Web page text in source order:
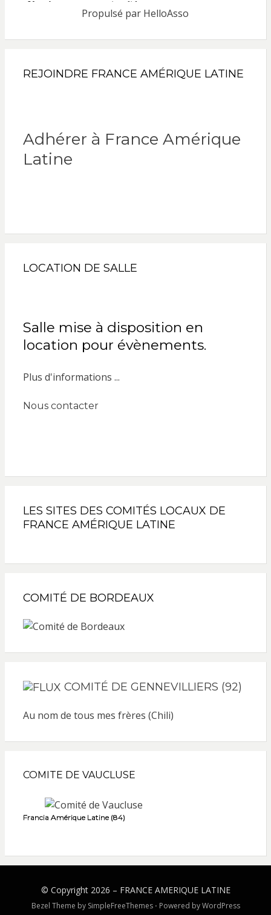
Propulsé par HelloAsso
REJOINDRE FRANCE AMÉRIQUE LATINE
Adhérer à France Amérique
Latine
LOCATION DE SALLE
Salle mise à disposition en
location pour évènements.
Plus d'informations ...
Nous contacter
LES SITES DES COMITÉS LOCAUX DE
FRANCE AMÉRIQUE LATINE
COMITÉ DE BORDEAUX
COMITÉ DE GENNEVILLIERS (92)
Au nom de tous mes frères (Chili)
COMITE DE VAUCLUSE
Francia Amérique Latine (84)
© Copyright 2026 – FRANCE AMERIQUE LATINE
Bezel Theme by SimpleFreeThemes ⋅ Powered byWordPress